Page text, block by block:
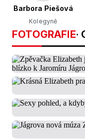
Barbora Piešová
Kolegyně
FOTOGRAFIE·